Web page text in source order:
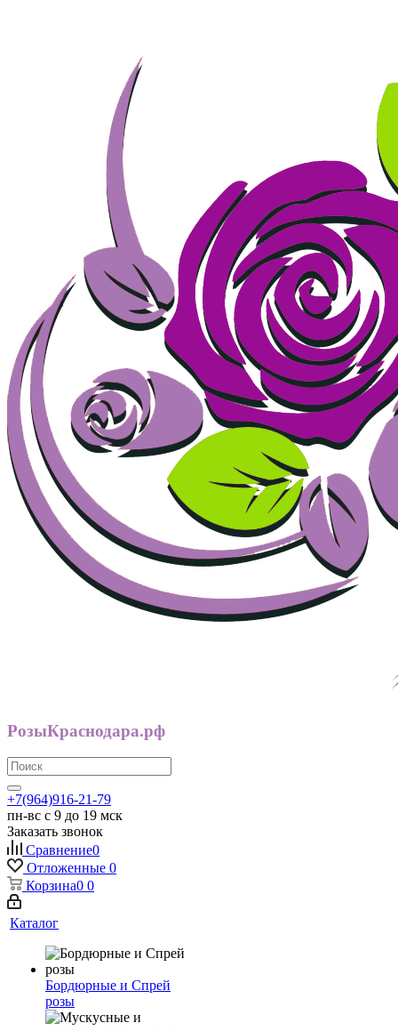
РозыКраснодара.рф
+7(964)916-21-79
пн-вс с 9 до 19 мск
Заказать звонок
Сравнение0
Отложенные 0
Корзина0 0
Каталог
Бордюрные и Спрей
розы